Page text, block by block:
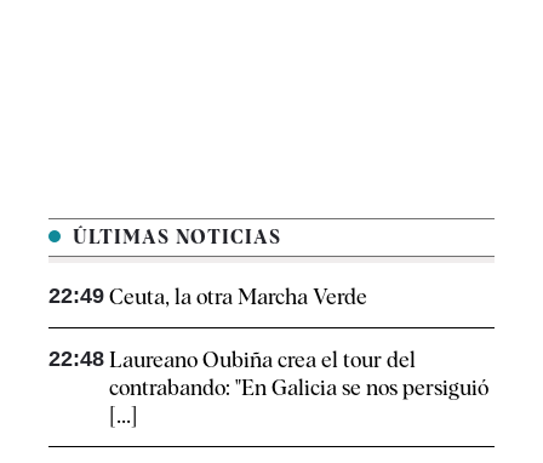
ÚLTIMAS NOTICIAS
22:49 Ceuta, la otra Marcha Verde
22:48 Laureano Oubiña crea el tour del
contrabando: "En Galicia se nos persiguió
[...]